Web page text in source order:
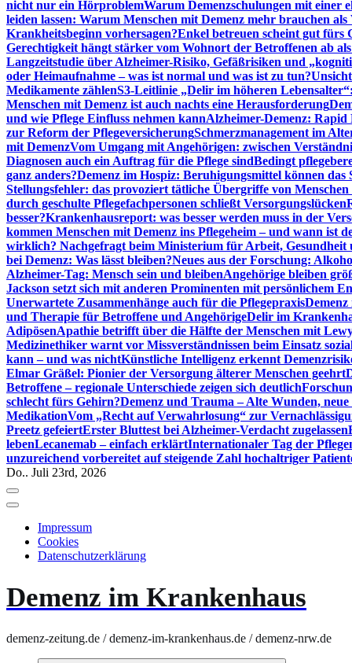
nicht nur ein HörproblemWarum Demenzschulungen mit einer
leiden lassen: Warum Menschen mit Demenz mehr brauchen als
Krankheitsbeginn vorhersagen?Enkel betreuen scheint gut fürs
Gerechtigkeit hängt stärker vom Wohnort der Betroffenen ab
Langzeitstudie über Alzheimer-Risiko, Gefäßrisiken und
oder Heimaufnahme – was ist normal und was ist zu tun?
Medikamente zählenS3-Leitlinie „Delir im höheren
Menschen mit Demenz ist auch nachts eine Herausforderung
und wie Pflege Einfluss nehmen kannAlzheimer-Demenz:
zur Reform der PflegeversicherungSchmerzmanagement im
mit DemenzVom Umgang mit Angehörigen: zwischen
Diagnosen auch ein Auftrag für die Pflege sindBedingt
ganz anders?Demenz im Hospiz: Beruhigungsmittel können das
Stellungsfehler: das provoziert tätliche Übergriffe von Menschen
durch geschulte Pflegefachpersonen schließt Versorgungslücken
besser?Krankenhausreport: was besser werden muss in der
kommen Menschen mit Demenz ins Pflegeheim – und wann ist
wirklich? Nachgefragt beim Ministerium für Arbeit, Gesundheit
bei Demenz: Was lässt bleiben?Neues aus der Forschung:
Alzheimer-Tag: Mensch sein und bleibenAngehörige bleiben
Jackson setzt sich mit anderen Prominenten mit persönlichem
Unerwartete Zusammenhänge auch für die Pflegepraxis
und Therapie für Betroffene und AngehörigeDelir im
AdipösenApathie betrifft über die Hälfte der Menschen mit
Medizinethiker warnt vor Missverständnissen beim Einsatz
kann – und was nichtKünstliche Intelligenz erkennt
Elmar Gräßel: Pionier der Versorgung älterer Menschen geehrt
Betroffene – regionale Unterschiede zeigen sich deutlich
schlecht fürs Gehirn?Demenz und Trauma – Alte Wunden,
MedikationVom „Recht auf Verwahrlosung“ zur
Preetz gefeiertErster Bluttest bei Alzheimer-Verdacht zugelassen
lebenLecanemab – einfach erklärtInternationaler Tag der
unzureichend vorbereitet auf steigende Zahl hochaltriger
Do.. Juli 23rd, 2026
Impressum
Cookies
Datenschutzerklärung
Demenz im Krankenhaus
demenz-zeitung.de / demenz-im-krankenhaus.de / demenz-nrw.de